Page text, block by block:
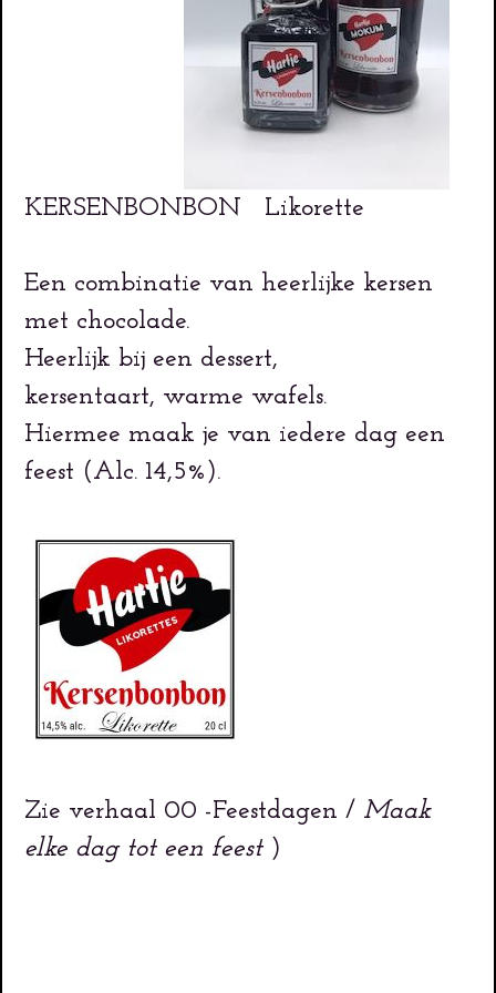
KERSENBONBON Likorette
Een combinatie van heerlijke kersen
met chocolade.
Heerlijk bij een dessert,
kersentaart, warme wafels.
Hiermee maak je van iedere dag een
feest (Alc. 14,5%).
Zie verhaal 00 -Feestdagen / Maak
elke dag tot een feest )